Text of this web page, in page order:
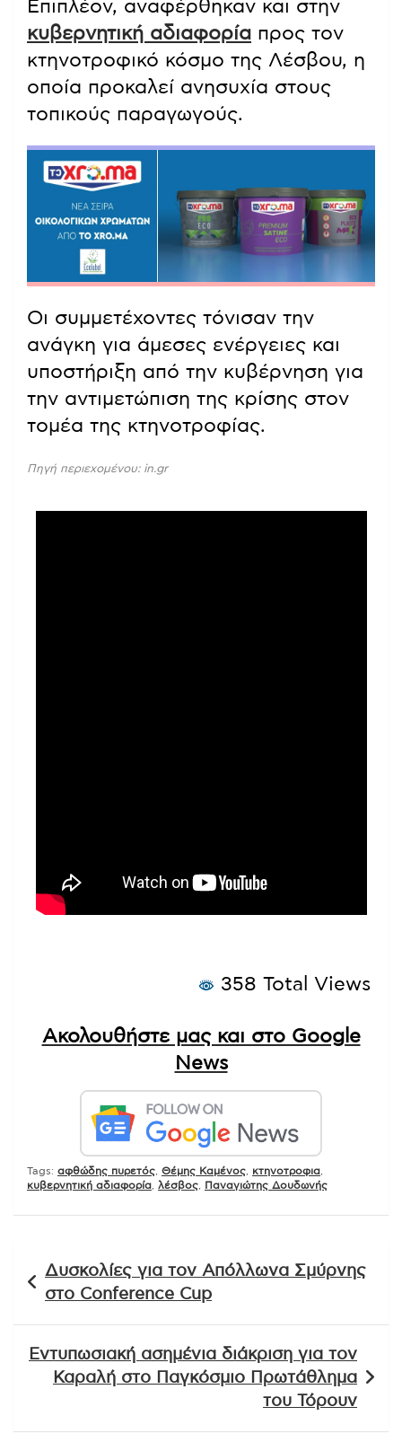
Επιπλέον, αναφέρθηκαν και στην
κυβερνητική αδιαφορία προς τον
κτηνοτροφικό κόσμο της Λέσβου, η
οποία προκαλεί ανησυχία στους
τοπικούς παραγωγούς.
Οι συμμετέχοντες τόνισαν την
ανάγκη για άμεσες ενέργειες και
υποστήριξη από την κυβέρνηση για
την αντιμετώπιση της κρίσης στον
τομέα της κτηνοτροφίας.
Πηγή περιεχομένου: in.gr
358 Total Views
Ακολουθήστε μας και στο Google
News
Tags: αφθώδης πυρετός Θέμης Καμένος κτηνοτροφια
κυβερνητική αδιαφορία λέσβος Παναγιώτης Δουδωνής
άρθρων
Δυσκολίες για τον Απόλλωνα Σμύρνης
στο Conference Cup
Εντυπωσιακή ασημένια διάκριση για τον
Καραλή στο Παγκόσμιο Πρωτάθλημα
του Τόρουν